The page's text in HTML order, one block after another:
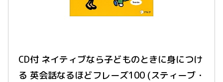
CD付 ネイティブなら子どものときに身につけ
る 英会話なるほどフレーズ100 (スティーブ・